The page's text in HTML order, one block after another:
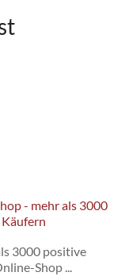
3000 positive
Shop ...